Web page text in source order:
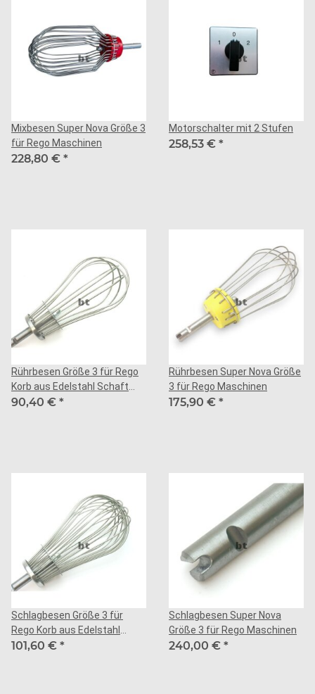
Mixbesen Super Nova Größe 3
für Rego Maschinen
228,80 € *
Motorschalter mit 2 Stufen
258,53 € *
Rührbesen Größe 3 für Rego
Korb aus Edelstahl Schaft
aus Stahl
90,40 € *
Rührbesen Super Nova Größe
3 für Rego Maschinen
175,90 € *
Schlagbesen Größe 3 für
Rego Korb aus Edelstahl
Schaft aus Stahl
101,60 € *
Schlagbesen Super Nova
Größe 3 für Rego Maschinen
240,00 € *